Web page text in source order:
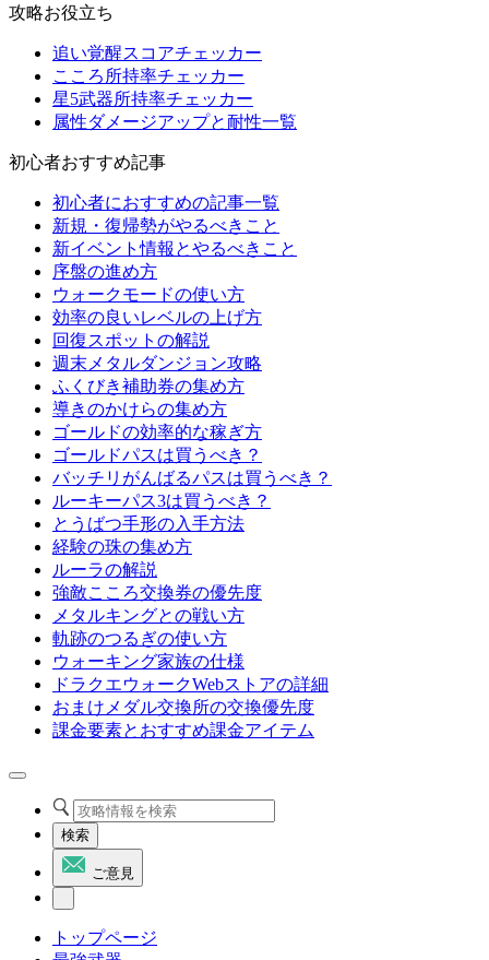
攻略お役立ち
追い覚醒スコアチェッカー
こころ所持率チェッカー
星5武器所持率チェッカー
属性ダメージアップと耐性一覧
初心者おすすめ記事
初心者におすすめの記事一覧
新規・復帰勢がやるべきこと
新イベント情報とやるべきこと
序盤の進め方
ウォークモードの使い方
効率の良いレベルの上げ方
回復スポットの解説
週末メタルダンジョン攻略
ふくびき補助券の集め方
導きのかけらの集め方
ゴールドの効率的な稼ぎ方
ゴールドパスは買うべき？
バッチリがんばるパスは買うべき？
ルーキーパス3は買うべき？
とうばつ手形の入手方法
経験の珠の集め方
ルーラの解説
強敵こころ交換券の優先度
メタルキングとの戦い方
軌跡のつるぎの使い方
ウォーキング家族の仕様
ドラクエウォークWebストアの詳細
おまけメダル交換所の交換優先度
課金要素とおすすめ課金アイテム
検索
ご意見
トップページ